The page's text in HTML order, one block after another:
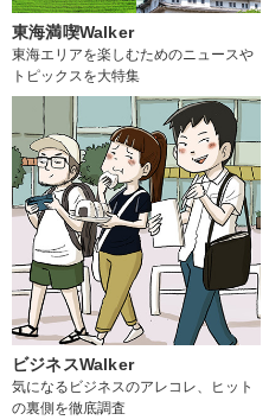
東海満喫Walker
東海エリアを楽しむためのニュースや
トピックスを大特集
ビジネスWalker
気になるビジネスのアレコレ、ヒット
の裏側を徹底調査